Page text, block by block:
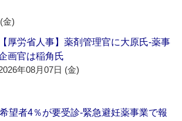
金)
【厚労省人事】薬剤管理官に大原氏‐薬事
画官は稲角氏
年08月07日 (金)
望者4％が要受診‐緊急避妊薬事業で報